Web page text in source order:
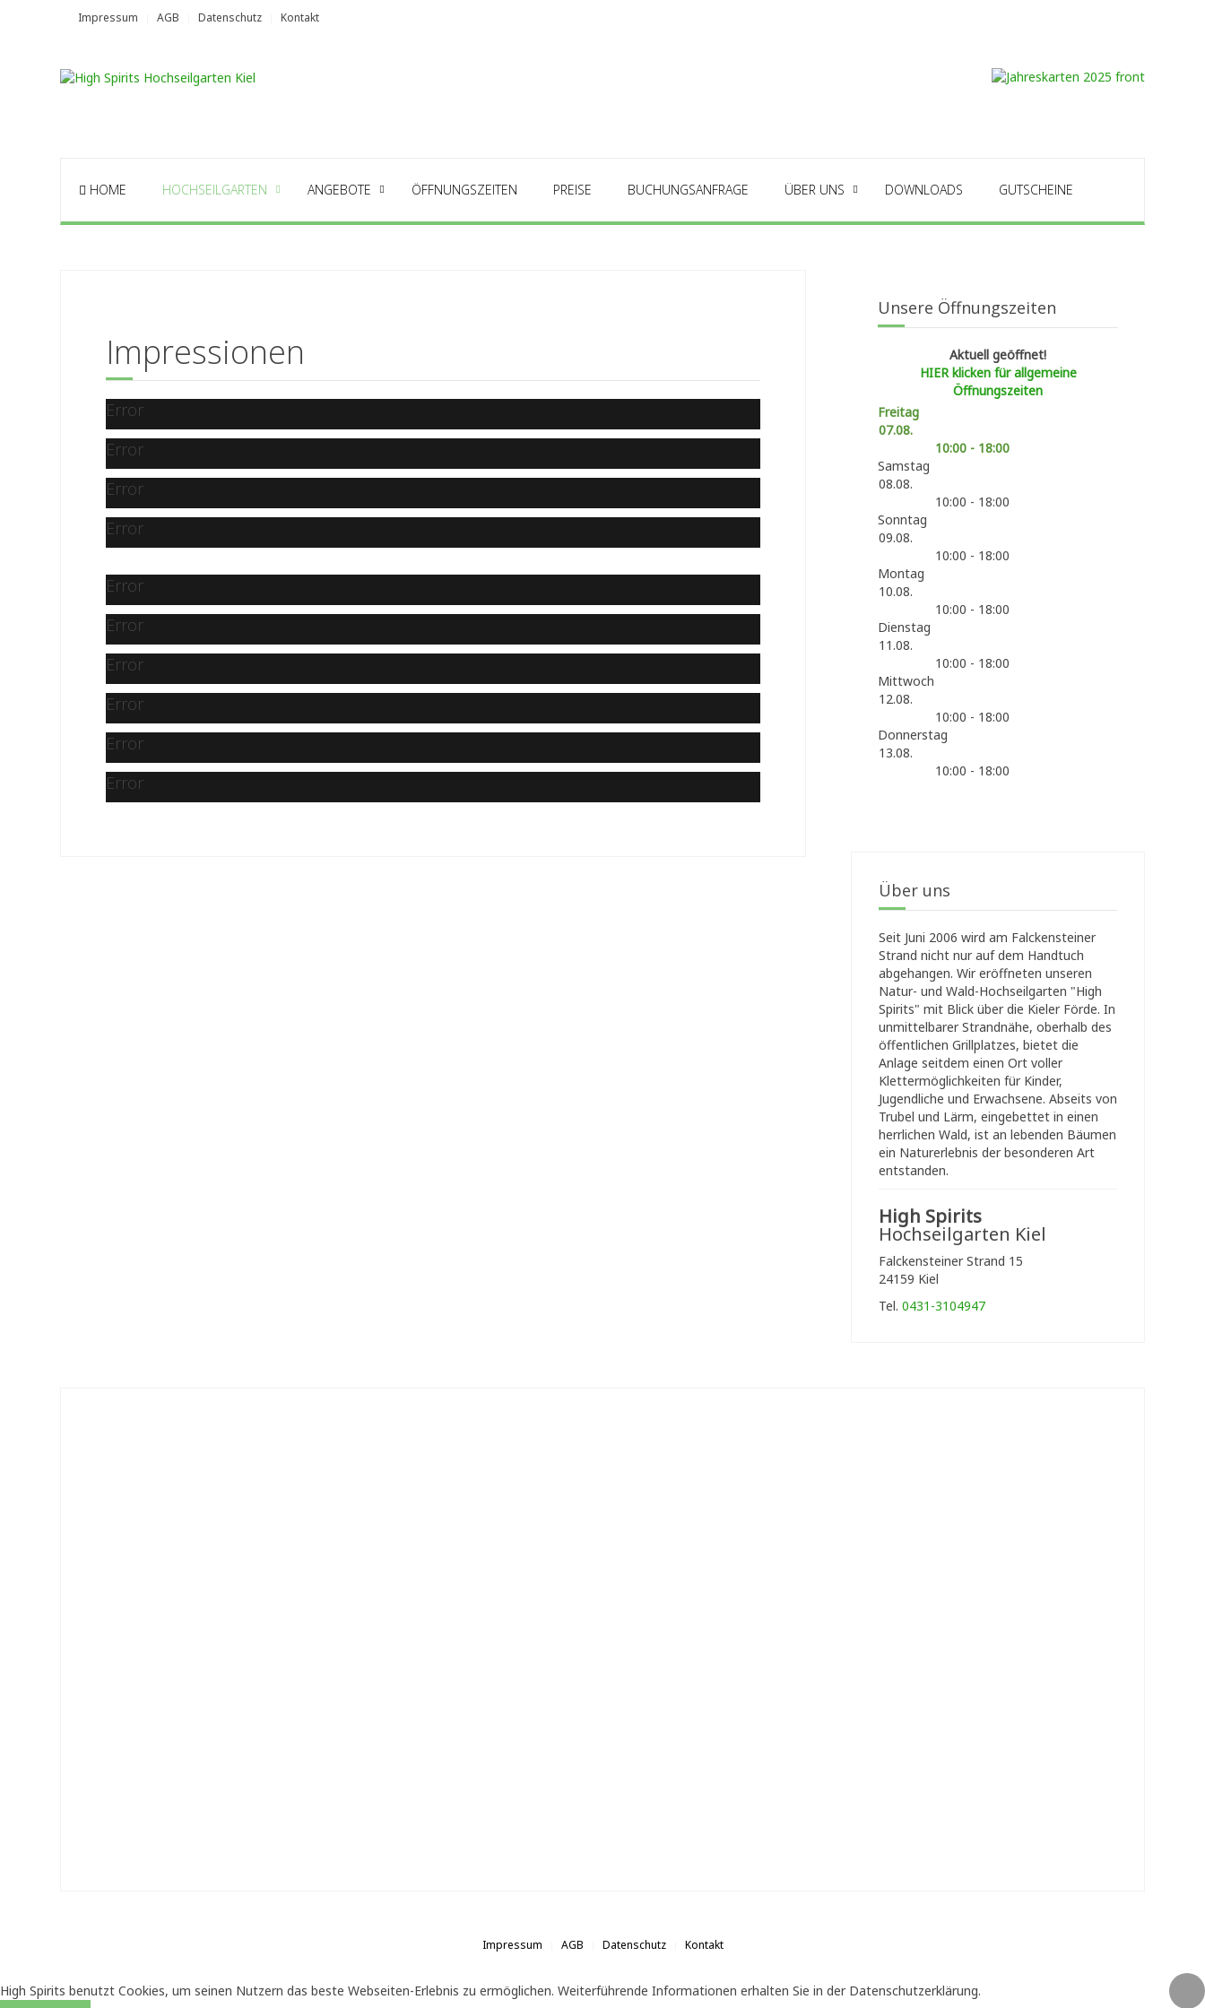
Impressum AGB Datenschutz Kontakt
HOME HOCHSEILGARTEN ANGEBOTE ÖFFNUNGSZEITEN PREISE BUCHUNGSANFRAGE ÜBER UNS DOWNLOADS GUTSCHEINE
Impressionen
Error
Error
Error
Error
Error
Error
Error
Error
Error
Error
Unsere Öffnungszeiten
Aktuell geöffnet!
HIER klicken für allgemeine
Öffnungszeiten
Freitag
07.08.
10:00 - 18:00
Samstag
08.08.
10:00 - 18:00
Sonntag
09.08.
10:00 - 18:00
Montag
10.08.
10:00 - 18:00
Dienstag
11.08.
10:00 - 18:00
Mittwoch
12.08.
10:00 - 18:00
Donnerstag
13.08.
10:00 - 18:00
Über uns
Seit Juni 2006 wird am Falckensteiner
Strand nicht nur auf dem Handtuch
abgehangen. Wir eröffneten unseren
Natur- und Wald-Hochseilgarten "High
Spirits" mit Blick über die Kieler Förde. In
unmittelbarer Strandnähe, oberhalb des
öffentlichen Grillplatzes, bietet die
Anlage seitdem einen Ort voller
Klettermöglichkeiten für Kinder,
Jugendliche und Erwachsene. Abseits von
Trubel und Lärm, eingebettet in einen
herrlichen Wald, ist an lebenden Bäumen
ein Naturerlebnis der besonderen Art
entstanden.
High Spirits
Hochseilgarten Kiel
Falckensteiner Strand 15
24159 Kiel
Tel. 0431-3104947
Impressum AGB Datenschutz Kontakt
High Spirits benutzt Cookies, um seinen Nutzern das beste Webseiten-Erlebnis zu ermöglichen. Weiterführende Informationen erhalten Sie in der Datenschutzerklärung.